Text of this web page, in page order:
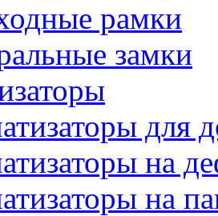
рамки
замки
для
на
на